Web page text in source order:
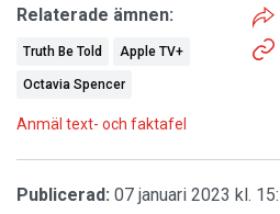
Relaterade ämnen:
Truth Be Told Apple TV+
Octavia Spencer
Anmäl text- och faktafel
Publicerad: 07 januari 2023 kl.